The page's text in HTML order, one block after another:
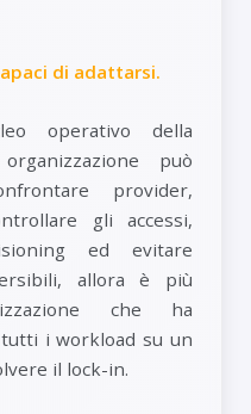
di adattarsi.
operativo della
può
provider,
gli accessi,
ed evitare
allora è più
che ha
i workload su un
il lock-in.